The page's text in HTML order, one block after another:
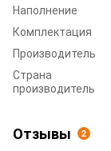
Наполнение
Комплектация
Производитель
Страна
производитель
Отзывы 2